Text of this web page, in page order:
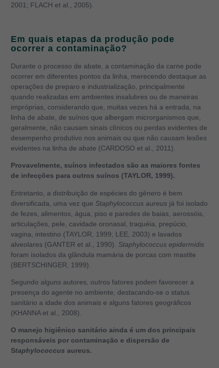
2001; FLACH et al., 2005).
Em quais etapas da produção pode
ocorrer a contaminação?
Durante o processo de abate, a contaminação da carne pode
ocorrer em diferentes pontos da linha, merecendo destaque as
operações de preparo e industrialização, principalmente
quando realizadas em ambientes insalubres ou de maneiras
impróprias, considerando que, muitas vezes há a entrada, na
linha de abate, de suínos que albergam microrganismos que,
geralmente, não causam sinais clínicos ou perdas evidentes de
desempenho produtivo nos animais ou que não causam lesões
evidentes na linha de abate (CARDOSO et al., 2011).
Provavelmente, suínos infectados são as maiores fontes
de infecções para outros suínos (TAYLOR, 1999).
Entretanto, a distribuição de espécies do gênero é bem
diversificada, uma vez que Staphylococcus aureus já foi isolado
de fezes, alimentos, água, piso e paredes de baias, aerossóis,
articulações, pele, cavidade oronasal, traquéia, prepúcio,
vagina, intestino (TAYLOR, 1999; LEE, 2003) e lavados
alveolares (GANTER et al., 1990). Staphylococcus epidermidis
foram isolados da glândula mamária de porcas com mastite
(BERTSCHINGER, 1999).
Segundo alguns autores, outros fatores podem favorecer a
presença do agente no ambiente, destacando-se o status
sanitário a idade dos animais e alguns fatores geográficos
(KHANNA et al., 2008).
O manejo higiênico sanitário ainda é um dos principais
responsáveis por contaminação e dispersão de
Staphylococcus aureus.